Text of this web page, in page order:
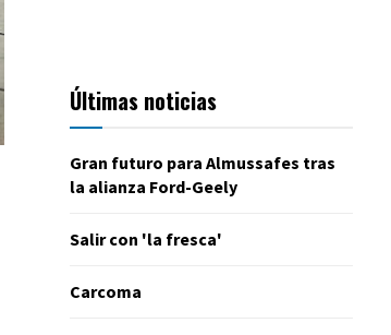
Últimas noticias
Gran futuro para Almussafes tras
la alianza Ford-Geely
Salir con 'la fresca'
Carcoma